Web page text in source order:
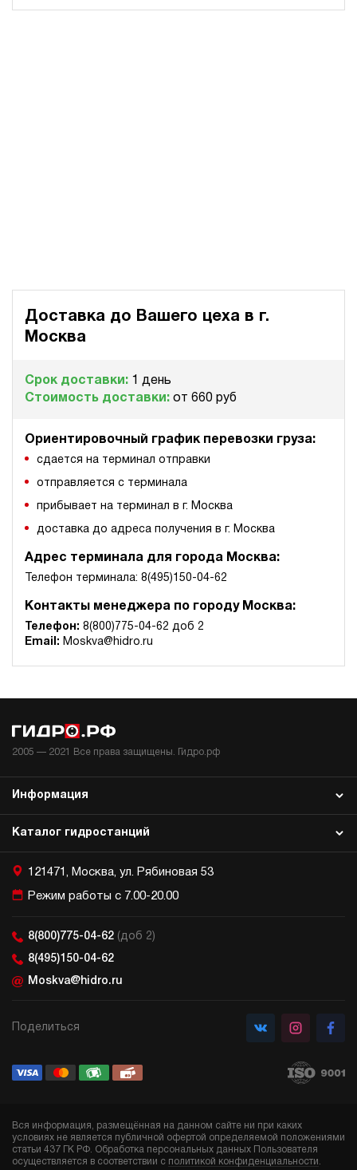
Доставка до Вашего цеха в г.
Москва
Срок доставки: 1 день
Стоимость доставки: от 660 руб
Ориентировочный график перевозки груза:
сдается на терминал отправки
отправляется с терминала
прибывает на терминал в г. Москва
доставка до адреса получения в г. Москва
Адрес терминала для города Москва:
Телефон терминала: 8(495)150-04-62
Контакты менеджера по городу Москва:
Телефон: 8(800)775-04-62 доб 2
Email: Moskva@hidro.ru
2005 — 2021 Все права защищены. Гидро.рф
Каталог гидростанций
Информация
121471, Москва, ул. Рябиновая 53
Режим работы с 7.00-20.00
8(800)775-04-62 (доб 2)
8(495)150-04-62
Moskva@hidro.ru
Поделиться
Вся информация, размещённая на данном сайте ни при каких
условиях не является публичной офертой определяемой положениями
статьи 437 ГК РФ. Обработка персональных данных Пользователя
осуществляется в соответствии с политикой конфиденциальности